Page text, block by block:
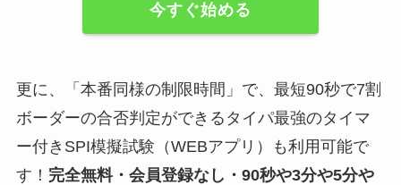
今すぐ始める
更に、「本番同様の制限時間」で、最短90秒で7割
ボーダーの合否判定ができるタイパ最強のタイマ
ー付きSPI模擬試験（WEBアプリ）も利用可能で
す！ 完全無料・会員登録なし・90秒や3分や5分や